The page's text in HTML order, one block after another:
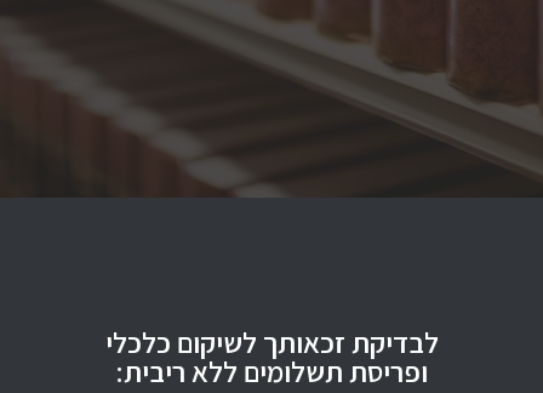
לבדיקת זכאותך לשיקום כלכלי
ופריסת תשלומים ללא ריבית: